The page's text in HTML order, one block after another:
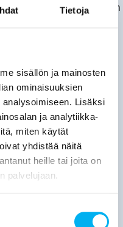
Tietoja
sisällön ja mainosten
ominaisuuksien
Lisäksi
ja analytiikka-
miten käytät
yhdistää näitä
heille tai joita on
palvelujaan.
kotitalousvähennyksen
tiedot
löytyvät
verottajan
sivuilta.
Laske
viemärin
sukituksen
hinta